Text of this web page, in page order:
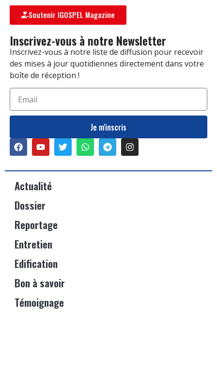
Soutenir IGOSPEL Magazine
Inscrivez-vous à notre Newsletter
Inscrivez-vous à notre liste de diffusion pour recevoir
des mises à jour quotidiennes directement dans votre
boîte de réception !
Je m'inscris
Actualité
Dossier
Reportage
Entretien
Edification
Bon à savoir
Témoignage